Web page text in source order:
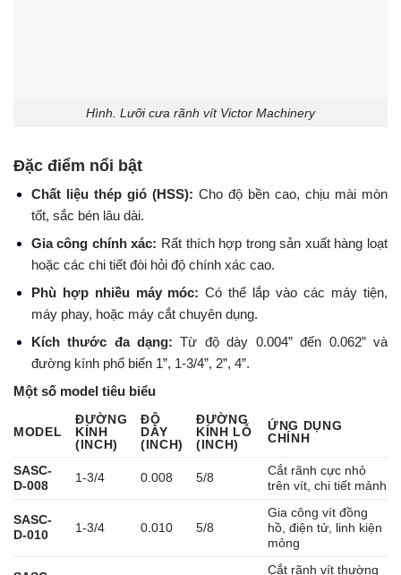
Hình. Lưỡi cưa rãnh vít Victor Machinery
Đặc điểm nổi bật
Chất liệu thép gió (HSS): Cho độ bền cao, chịu mài mòn
tốt, sắc bén lâu dài.
Gia công chính xác: Rất thích hợp trong sản xuất hàng loạt
hoặc các chi tiết đòi hỏi độ chính xác cao.
Phù hợp nhiều máy móc: Có thể lắp vào các máy tiện,
máy phay, hoặc máy cắt chuyên dụng.
Kích thước đa dạng: Từ độ dày 0.004” đến 0.062” và
đường kính phổ biến 1”, 1-3/4”, 2”, 4”.
Một số model tiêu biểu
MODEL
ĐƯỜNG
KÍNH
(INCH)
ĐỘ
DÀY
(INCH)
ĐƯỜNG
KÍNH LỖ
(INCH)
ỨNG DỤNG
CHÍNH
SASC-
D-008
1-3/4 0.008 5/8
Cắt rãnh cực nhỏ
trên vít, chi tiết mảnh
SASC-
D-010
1-3/4 0.010 5/8
Gia công vít đồng
hồ, điện tử, linh kiện
mỏng
Cắt rãnh vít thường